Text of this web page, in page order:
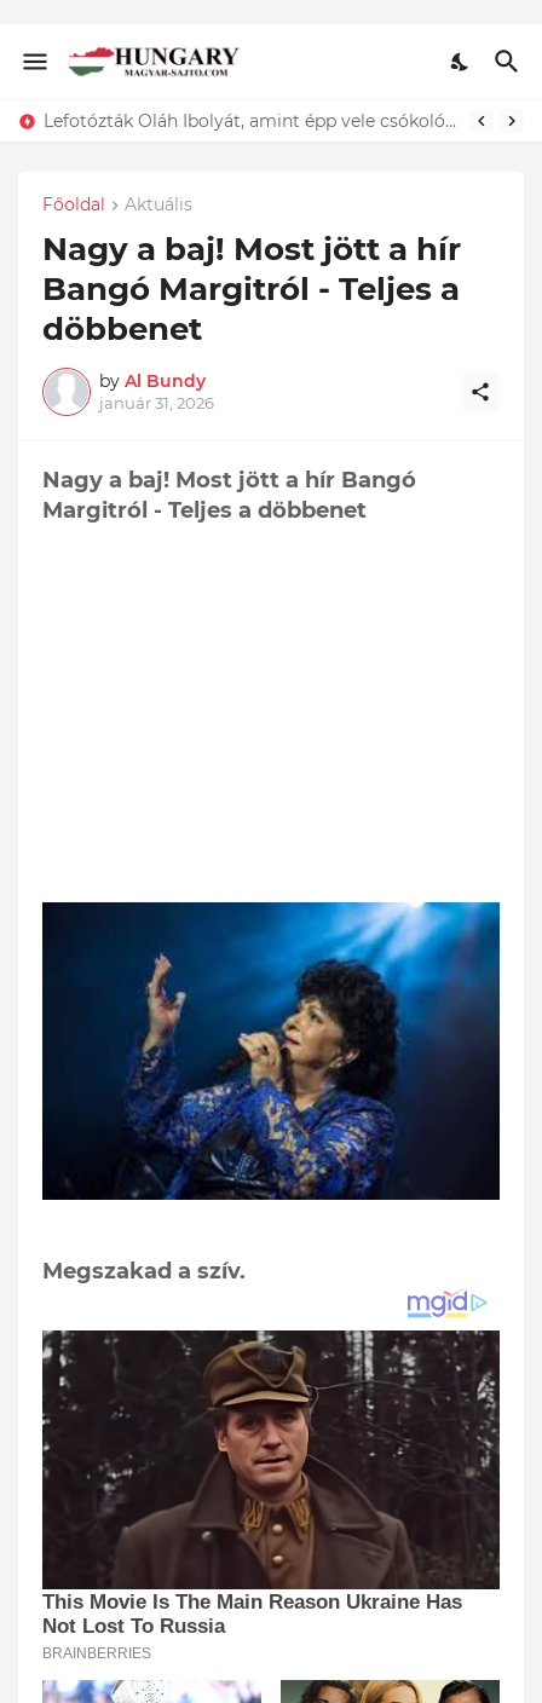
Lefotózták Oláh Ibolyát, amint épp vele csókolózik - EZT nem hiszed el, kinek a karjában kötött ki...ÍME
Főoldal Aktuális
Nagy a baj! Most jött a hír
Bangó Margitról - Teljes a
döbbenet
by Al Bundy
január 31, 2026
Nagy a baj! Most jött a hír Bangó
Margitról - Teljes a döbbenet
Megszakad a szív.